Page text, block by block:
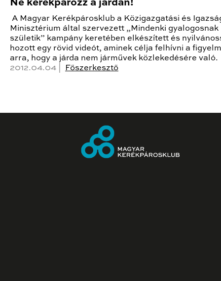
Ne kerékpározz a járdán!
A Magyar Kerékpárosklub a Közigazgatási és
Minisztérium által szervezett „Mindenki gyalogosnak
születik” kampány keretében elkészített és
hozott egy rövid videót, aminek célja felhívni a
arra, hogy a járda nem járművek közlekedésére való.
2012.04.04 |
Főszerkesztő